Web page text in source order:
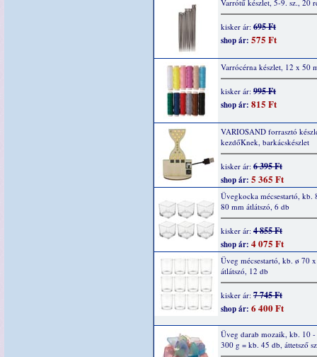
Varrótű készlet, 5-9. sz., 20
kisker ár: 695 Ft
shop ár: 575 Ft
Varrócérna készlet, 12 x 50
kisker ár: 995 Ft
shop ár: 815 Ft
VARIOSAND forrasztó
kezdőKnek, barkácskészlet
kisker ár: 6 395 Ft
shop ár: 5 365 Ft
Üvegkocka mécsestartó, kb.
80 mm átlátszó, 6 db
kisker ár: 4 855 Ft
shop ár: 4 075 Ft
Üveg mécsestartó, kb. ø 70
átlátszó, 12 db
kisker ár: 7 745 Ft
shop ár: 6 400 Ft
Üveg darab mozaik, kb. 10
300 g = kb. 45 db, áttetsző